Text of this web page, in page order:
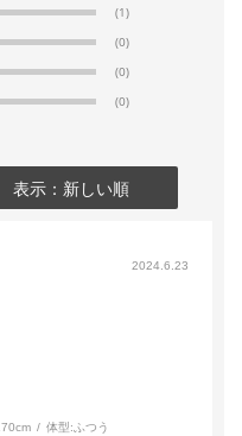
(1)
(0)
(0)
(0)
表示：新しい順
2024.6.23
体型: ふつう